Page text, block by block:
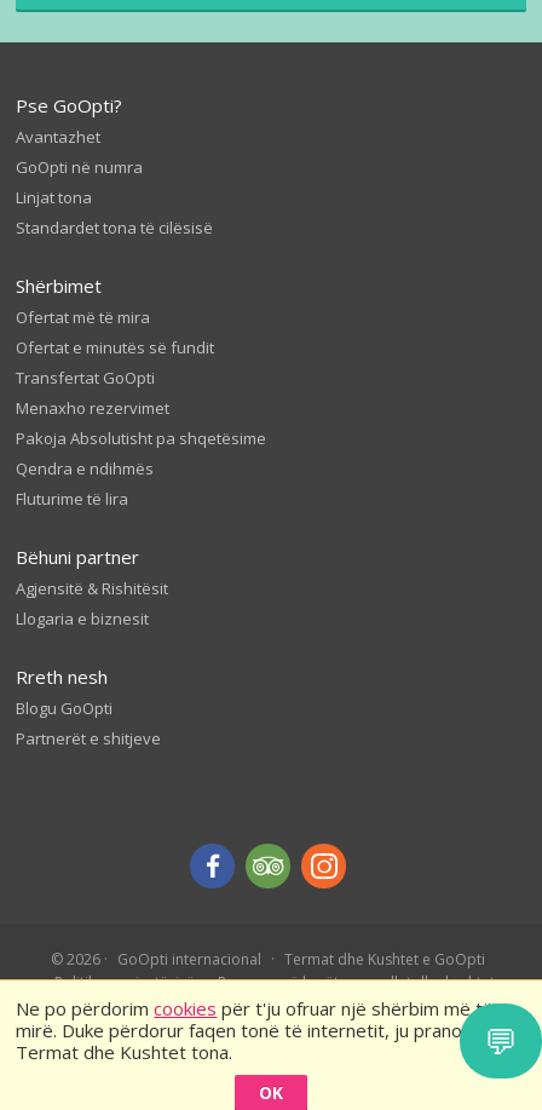
Ne po përdorimcookies për t'ju ofruar një shërbim më të
mirë. Duke përdorur faqen tonë të internetit, ju pranoni
Termat dhe Kushtet tona.
OK
Pse GoOpti?
Avantazhet
GoOpti në numra
Linjat tona
Standardet tona të cilësisë
Shërbimet
Ofertat më të mira
Ofertat e minutës së fundit
Transfertat GoOpti
Menaxho rezervimet
Pakoja Absolutisht pa shqetësime
Qendra e ndihmës
Fluturime të lira
Bëhuni partner
Agjensitë & Rishitësit
Llogaria e biznesit
Rreth nesh
Blogu GoOpti
Partnerët e shitjeve
© 2026 GoOpti internacional
Termat dhe Kushtet e GoOpti
Politika e privatësisë
Rezervo më herët – rregullat dhe kushtet
💬